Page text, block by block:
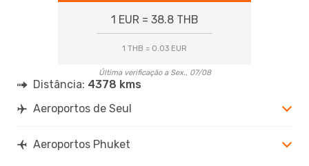
1 EUR = 38.8 THB
1 THB = 0.03 EUR
Última verificação a Sex., 07/08
Distância: 4378 kms
Aeroportos de Seul
Aeroportos Phuket